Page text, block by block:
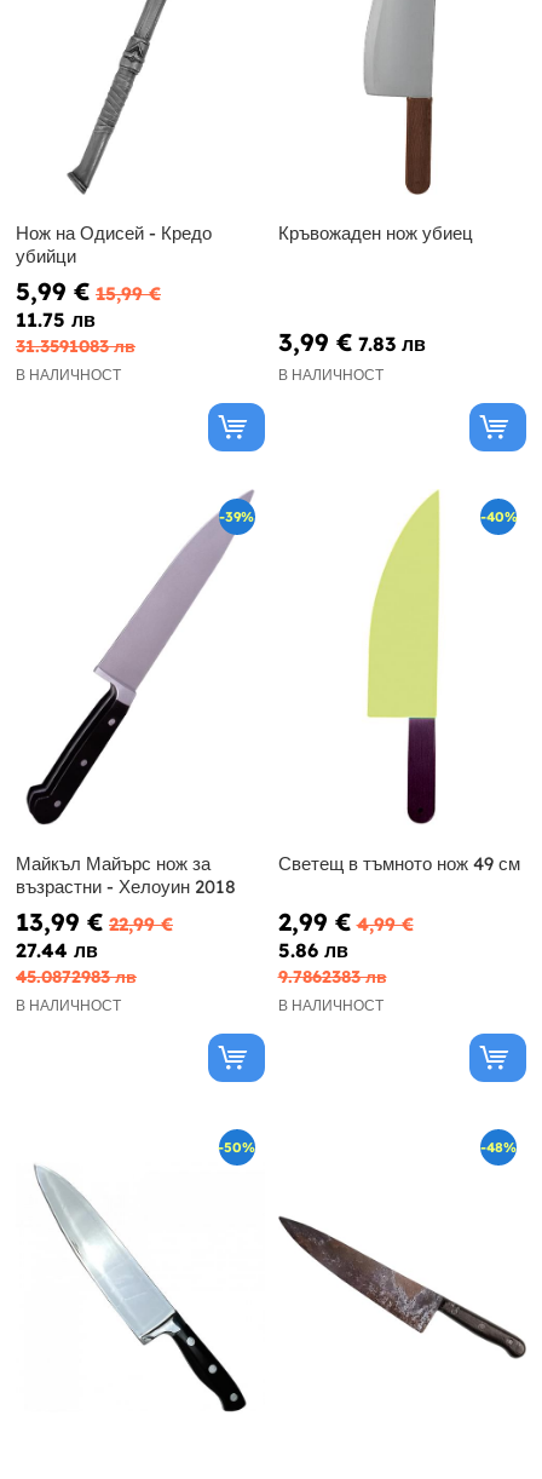
Нож на Одисей - Кредо
убийци
5,99 € 15,99 €
11.75 лв
31.3591083 лв
В НАЛИЧНОСТ
Кръвожаден нож убиец
3,99 € 7.83 лв
В НАЛИЧНОСТ
-39%
Майкъл Майърс нож за
възрастни - Хелоуин 2018
13,99 € 22,99 €
27.44 лв
45.0872983 лв
В НАЛИЧНОСТ
-40%
Светещ в тъмното нож 49 см
2,99 € 4,99 €
5.86 лв
9.7862383 лв
В НАЛИЧНОСТ
-50% -48%